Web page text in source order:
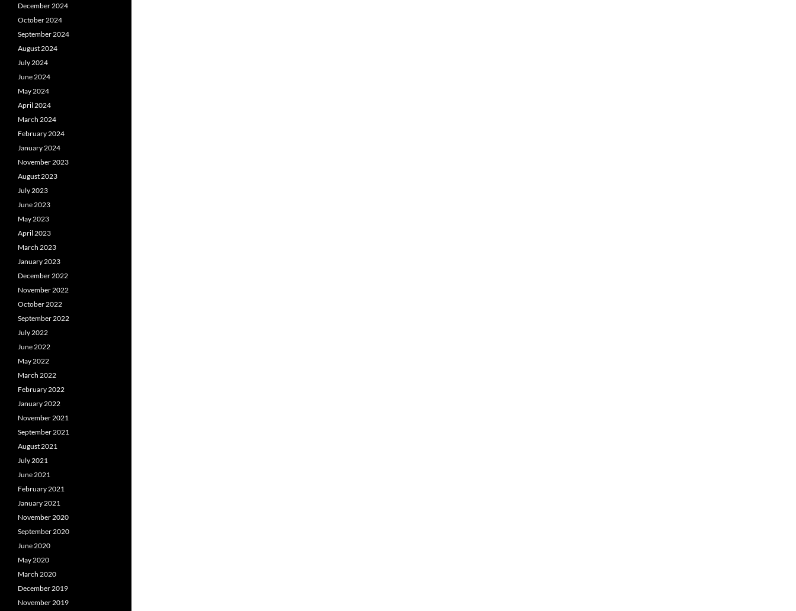
December 2024
October 2024
September 2024
August 2024
July 2024
June 2024
May 2024
April 2024
March 2024
February 2024
January 2024
November 2023
August 2023
July 2023
June 2023
May 2023
April 2023
March 2023
January 2023
December 2022
November 2022
October 2022
September 2022
July 2022
June 2022
May 2022
March 2022
February 2022
January 2022
November 2021
September 2021
August 2021
July 2021
June 2021
February 2021
January 2021
November 2020
September 2020
June 2020
May 2020
March 2020
December 2019
November 2019